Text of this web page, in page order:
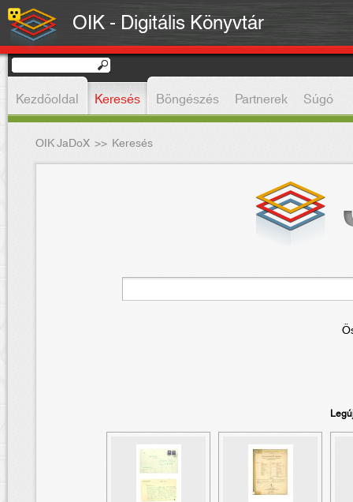
OIK - Digitális Könyvtár
Kezdőoldal Keresés Böngészés Partnerek Súgó
OIK JaDoX >> Keresés